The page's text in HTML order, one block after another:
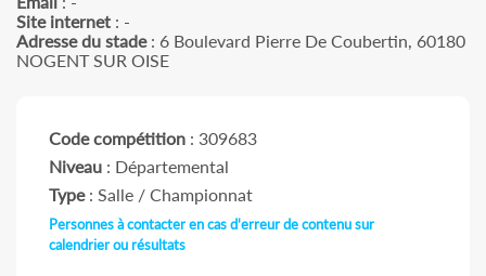
Site internet : -
Adresse du stade: 6 Boulevard Pierre De Coubertin, 60180
NOGENT SUR OISE
Code compétition : 309683
Niveau : Départemental
Type: Salle / Championnat
Personnes à contacter en cas d'erreur de contenu sur
calendrier ou résultats